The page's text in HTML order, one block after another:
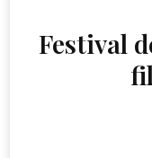
Festival